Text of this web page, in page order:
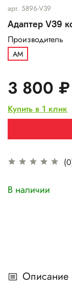
арт. 5896-V39
Адаптер V39
В наличии
Производитель
AM
3 800 ₽
Купить в 1 клик
Описание